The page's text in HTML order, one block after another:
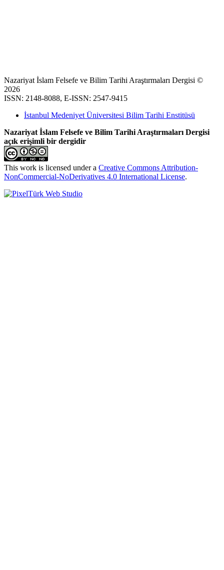
Nazariyat İslam Felsefe ve Bilim Tarihi Araştırmaları Dergisi ©
2026
ISSN: 2148-8088, E-ISSN: 2547-9415
İstanbul Medeniyet Üniversitesi Bilim Tarihi Enstitüsü
Nazariyat İslam Felsefe ve Bilim Tarihi Araştırmaları Dergisi
açık erişimli bir dergidir
This work is licensed under a Creative Commons Attribution-
NonCommercial-NoDerivatives 4.0 International License.